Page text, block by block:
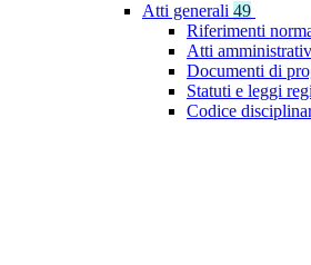
Atti generali 49
Riferimenti
Atti
Documenti di
Statuti e leggi
Codice